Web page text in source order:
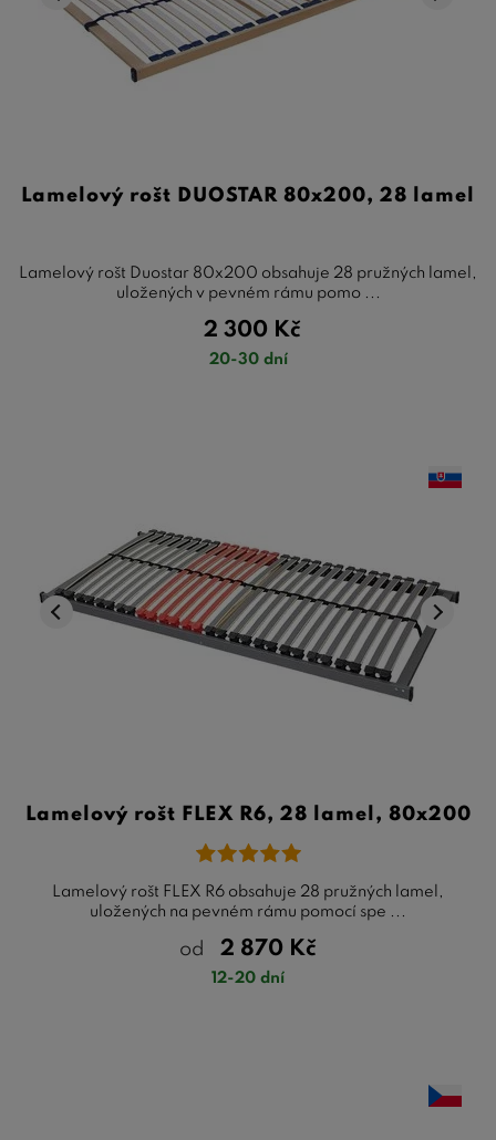
Lamelový rošt DUOSTAR 80x200, 28 lamel
Lamelový rošt Duostar 80x200 obsahuje 28 pružných lamel,
uložených v pevném rámu pomo ...
2 300 Kč
20-30 dní
Lamelový rošt FLEX R6, 28 lamel, 80x200
Lamelový rošt FLEX R6 obsahuje 28 pružných lamel,
uložených na pevném rámu pomocí spe ...
od 2 870 Kč
12-20 dní